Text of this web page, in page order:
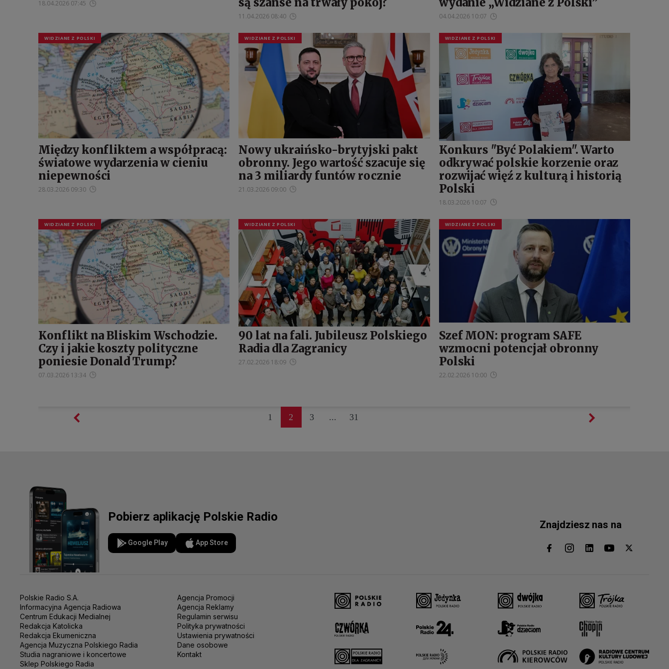
18.04.2026 07:45
11.04.2026 08:40 04.04.2026 10:07
WIDZIANE Z POLSKI
Między konfliktem a współpracą:
światowe wydarzenia w cieniu
niepewności
28.03.2026 09:30
WIDZIANE Z POLSKI
Nowy ukraińsko-brytyjski pakt
obronny. Jego wartość szacuje się
na 3 miliardy funtów rocznie
21.03.2026 09:00
WIDZIANE Z POLSKI
Konkurs "Być Polakiem". Warto
odkrywać polskie korzenie oraz
rozwijać więź z kulturą i historią
Polski
18.03.2026 10:07
WIDZIANE Z POLSKI
Konflikt na Bliskim Wschodzie.
Czy i jakie koszty polityczne
poniesie Donald Trump?
07.03.2026 13:34
WIDZIANE Z POLSKI
90 lat na fali. Jubileusz Polskiego
Radia dla Zagranicy
27.02.2026 18:09
WIDZIANE Z POLSKI
Szef MON: program SAFE
wzmocni potencjał obronny
Polski
22.02.2026 10:00
1 2 3 ... 31
Pobierz aplikację Polskie Radio
Google Play App Store
Znajdziesz nas na
Polskie Radio S.A.
Informacyjna Agencja Radiowa
Centrum Edukacji Medialnej
Redakcja Katolicka
Redakcja Ekumeniczna
Agencja Muzyczna Polskiego Radia
Studia nagraniowe i koncertowe
Sklep Polskiego Radia
Agencja Promocji
Agencja Reklamy
Regulamin serwisu
Polityka prywatności
Ustawienia prywatności
Dane osobowe
Kontakt